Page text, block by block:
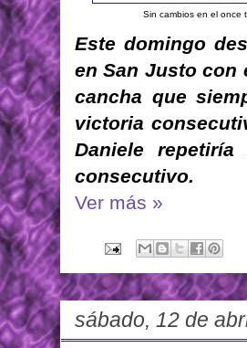
Sin cambios en el once
Este domingo
en San Justo con
cancha que
victoria
Daniele
consecutivo.
Ver más »
sábado, 12 de